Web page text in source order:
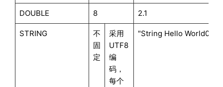
DOUBLE 8 2.1
STRING
不
固
定
采用
UTF8
编
码，
每个
"String Hello World0"